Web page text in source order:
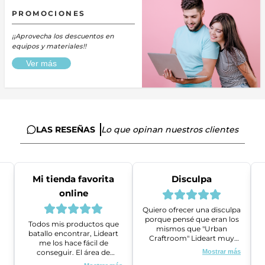
PROMOCIONES
¡¡Aprovecha los descuentos en
equipos y materiales!!
Ver más
LAS RESEÑAS Lo que opinan nuestros clientes
Mi tienda favorita
online
Todos mis productos que
batallo encontrar, Lideart
me los hace fácil de
conseguir. El área de
ventas es super amable y
Disculpa
Quiero ofrecer una disculpa
porque pensé que eran los
mismos que "Urban
Craftroom" Lideart muy
amables me ayudaron a
gestionar un problema que
Mostrar más